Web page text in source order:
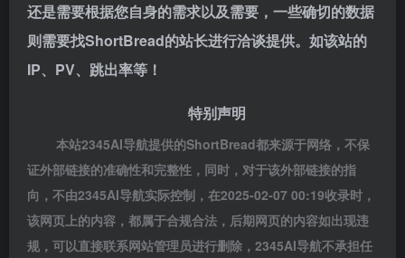
还是需要根据您自身的需求以及需要，一些确切的数据
则需要找ShortBread的站长进行洽谈提供。如该站的
IP、PV、跳出率等！
特别声明
本站2345AI导航提供的ShortBread都来源于网络，不保
证外部链接的准确性和完整性，同时，对于该外部链接的指
向，不由2345AI导航实际控制，在2025-02-07 00:19收录时，
该网页上的内容，都属于合规合法，后期网页的内容如出现违
规，可以直接联系网站管理员进行删除，2345AI导航不承担任